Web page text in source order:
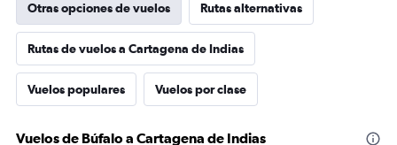
Otras opciones de vuelos Rutas alternativas
Rutas de vuelos a Cartagena de Indias
Vuelos populares Vuelos por clase
Vuelos de Búfalo a Cartagena de Indias